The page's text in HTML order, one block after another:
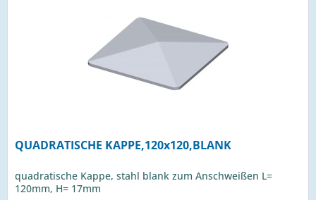
QUADRATISCHE KAPPE,120x120,BLANK
quadratische Kappe, stahl blank zum Anschweißen L=
120mm, H= 17mm